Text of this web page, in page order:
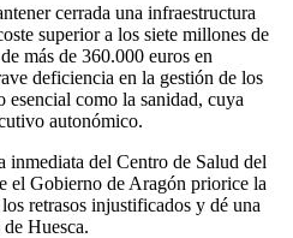
cerrada una infraestructura
superior a los siete millones de
más de 360.000 euros en
deficiencia en la gestión de los
esencial como la sanidad, cuya
autonómico.
del Centro de Salud del
el Gobierno de Aragón priorice la
retrasos injustificados y dé una
Huesca.